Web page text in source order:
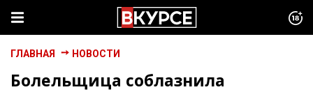
ГЛАВНАЯ НОВОСТИ
Болельщица соблазнила